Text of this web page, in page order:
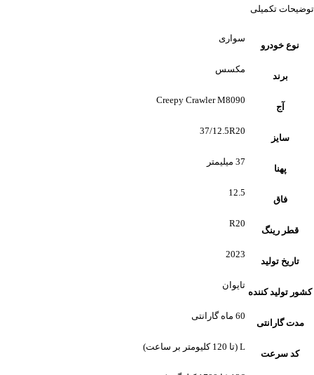
توضیحات تکمیلی
نوع خودرو
سواری
برند
مکسس
آج
Creepy Crawler M8090
سایز
37/12.5R20
پهنا
37 میلیمتر
فاق
12.5
قطر رینگ
R20
تاریخ تولید
2023
کشور تولید کننده
تایوان
مدت گارانتی
60 ماه گارانتی
کد سرعت
L (تا 120 کلیومتر بر ساعت)